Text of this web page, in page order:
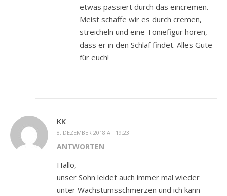
etwas passiert durch das eincremen.
Meist schaffe wir es durch cremen,
streicheln und eine Toniefigur hören,
dass er in den Schlaf findet. Alles Gute
für euch!
KK
8. DEZEMBER 2018 AT 19:23
ANTWORTEN
Hallo,
unser Sohn leidet auch immer mal wieder
unter Wachstumsschmerzen und ich kann